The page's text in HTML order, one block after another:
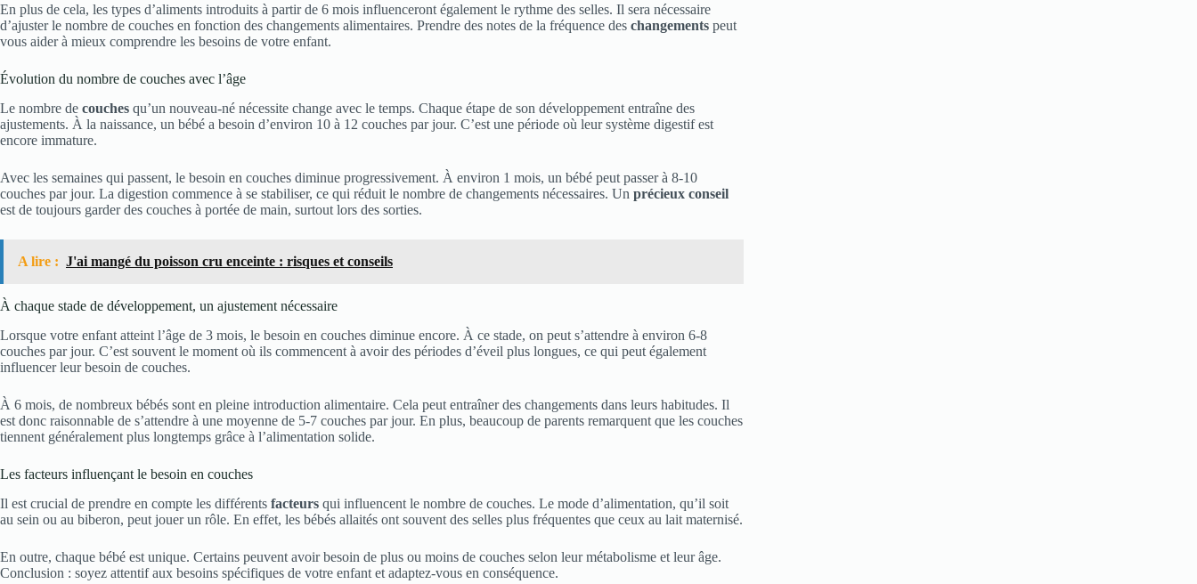
En plus de cela, les types d’aliments introduits à partir de 6 mois influenceront également le rythme des selles. Il sera nécessaire
d’ajuster le nombre de couches en fonction des changements alimentaires. Prendre des notes de la fréquence des changements peut
vous aider à mieux comprendre les besoins de votre enfant.
Évolution du nombre de couches avec l’âge
Le nombre de couches qu’un nouveau-né nécessite change avec le temps. Chaque étape de son développement entraîne des
ajustements. À la naissance, un bébé a besoin d’environ 10 à 12 couches par jour. C’est une période où leur système digestif est
encore immature.
Avec les semaines qui passent, le besoin en couches diminue progressivement. À environ 1 mois, un bébé peut passer à 8-10
couches par jour. La digestion commence à se stabiliser, ce qui réduit le nombre de changements nécessaires. Un précieux conseil
est de toujours garder des couches à portée de main, surtout lors des sorties.
A lire : J'ai mangé du poisson cru enceinte : risques et conseils
À chaque stade de développement, un ajustement nécessaire
Lorsque votre enfant atteint l’âge de 3 mois, le besoin en couches diminue encore. À ce stade, on peut s’attendre à environ 6-8
couches par jour. C’est souvent le moment où ils commencent à avoir des périodes d’éveil plus longues, ce qui peut également
influencer leur besoin de couches.
À 6 mois, de nombreux bébés sont en pleine introduction alimentaire. Cela peut entraîner des changements dans leurs habitudes. Il
est donc raisonnable de s’attendre à une moyenne de 5-7 couches par jour. En plus, beaucoup de parents remarquent que les couches
tiennent généralement plus longtemps grâce à l’alimentation solide.
Les facteurs influençant le besoin en couches
Il est crucial de prendre en compte les différents facteurs qui influencent le nombre de couches. Le mode d’alimentation, qu’il soit
au sein ou au biberon, peut jouer un rôle. En effet, les bébés allaités ont souvent des selles plus fréquentes que ceux au lait maternisé.
En outre, chaque bébé est unique. Certains peuvent avoir besoin de plus ou moins de couches selon leur métabolisme et leur âge.
Conclusion : soyez attentif aux besoins spécifiques de votre enfant et adaptez-vous en conséquence.